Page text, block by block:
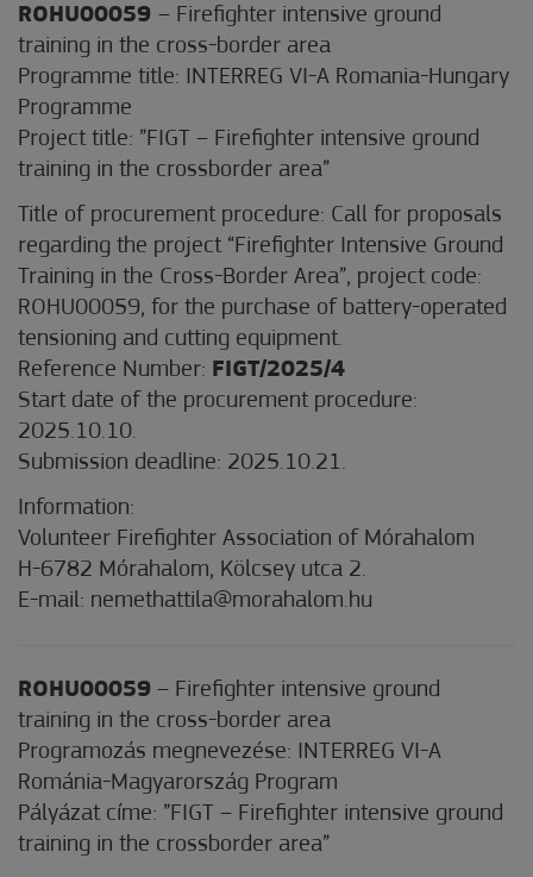
ROHU00059 – Firefighter intensive ground
training in the cross-border area
Programme title: INTERREG VI-A Romania-Hungary
Programme
Project title: ”FIGT – Firefighter intensive ground
training in the crossborder area”
Title of procurement procedure: Call for proposals
regarding the project “Firefighter Intensive Ground
Training in the Cross-Border Area”, project code:
ROHU00059, for the purchase of battery-operated
tensioning and cutting equipment.
Reference Number: FIGT/2025/4
Start date of the procurement procedure:
2025.10.10.
Submission deadline: 2025.10.21.
Information:
Volunteer Firefighter Association of Mórahalom
H-6782 Mórahalom, Kölcsey utca 2.
E-mail: nemethattila@morahalom.hu
ROHU00059 – Firefighter intensive ground
training in the cross-border area
Programozás megnevezése: INTERREG VI-A
Románia-Magyarország Program
Pályázat címe: ”FIGT – Firefighter intensive ground
training in the crossborder area”